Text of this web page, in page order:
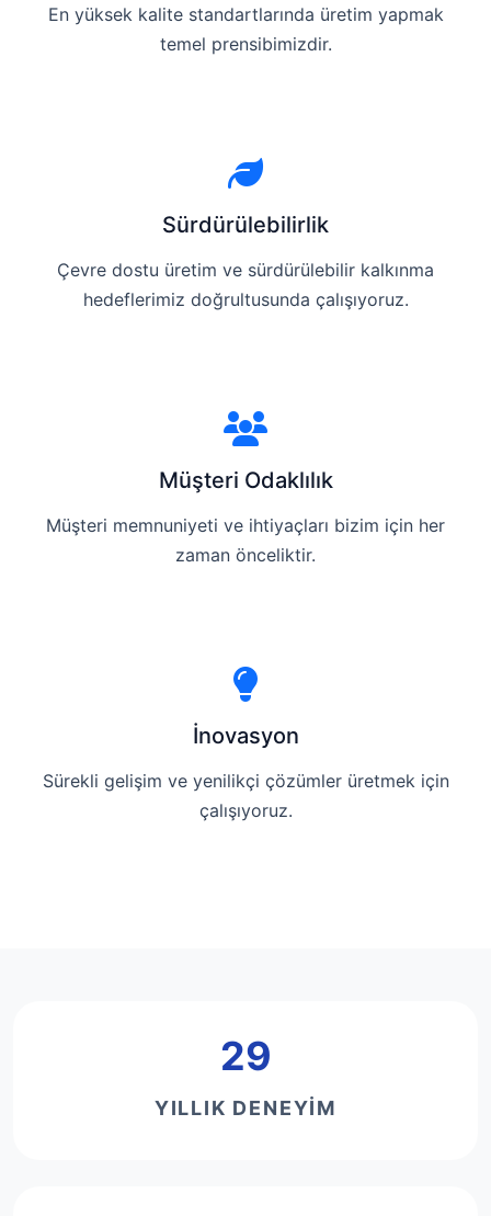
En yüksek kalite standartlarında üretim yapmak
temel prensibimizdir.
Sürdürülebilirlik
Çevre dostu üretim ve sürdürülebilir kalkınma
hedeflerimiz doğrultusunda çalışıyoruz.
Müşteri Odaklılık
Müşteri memnuniyeti ve ihtiyaçları bizim için her
zaman önceliktir.
İnovasyon
Sürekli gelişim ve yenilikçi çözümler üretmek için
çalışıyoruz.
29
YILLIK DENEYIM